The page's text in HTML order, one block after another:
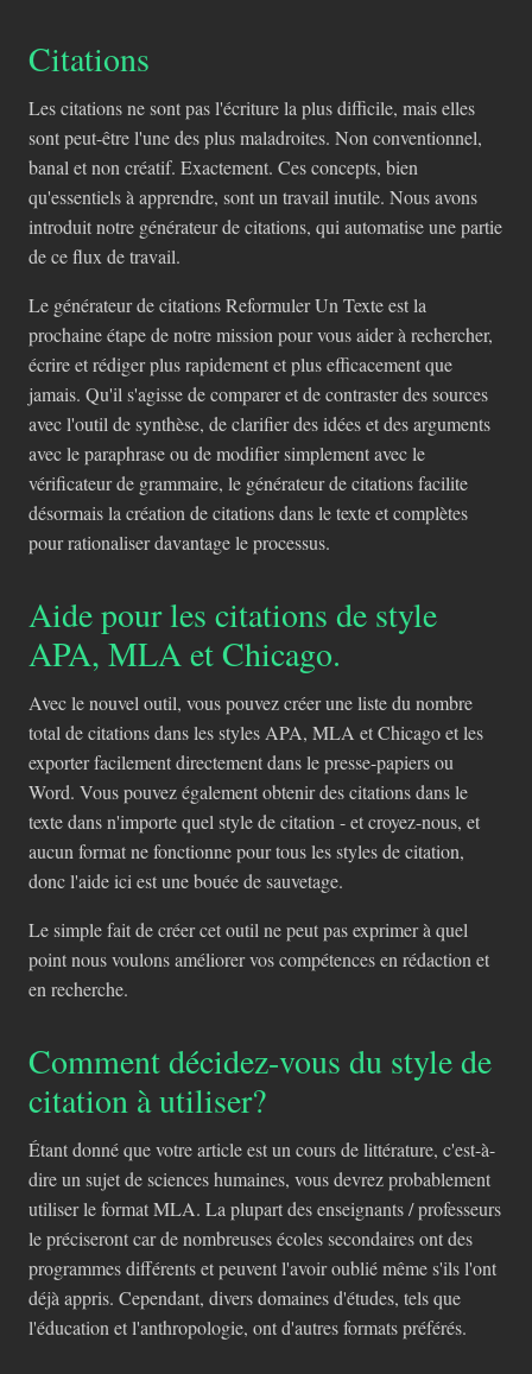
Citations
Les citations ne sont pas l'écriture la plus difficile, mais elles
sont peut-être l'une des plus maladroites. Non conventionnel,
banal et non créatif. Exactement. Ces concepts, bien
qu'essentiels à apprendre, sont un travail inutile. Nous avons
introduit notre générateur de citations, qui automatise une partie
de ce flux de travail.
Le générateur de citations Reformuler Un Texte est la
prochaine étape de notre mission pour vous aider à rechercher,
écrire et rédiger plus rapidement et plus efficacement que
jamais. Qu'il s'agisse de comparer et de contraster des sources
avec l'outil de synthèse, de clarifier des idées et des arguments
avec le paraphrase ou de modifier simplement avec le
vérificateur de grammaire, le générateur de citations facilite
désormais la création de citations dans le texte et complètes
pour rationaliser davantage le processus.
Aide pour les citations de style
APA, MLA et Chicago.
Avec le nouvel outil, vous pouvez créer une liste du nombre
total de citations dans les styles APA, MLA et Chicago et les
exporter facilement directement dans le presse-papiers ou
Word. Vous pouvez également obtenir des citations dans le
texte dans n'importe quel style de citation - et croyez-nous, et
aucun format ne fonctionne pour tous les styles de citation,
donc l'aide ici est une bouée de sauvetage.
Le simple fait de créer cet outil ne peut pas exprimer à quel
point nous voulons améliorer vos compétences en rédaction et
en recherche.
Comment décidez-vous du style de
citation à utiliser?
Étant donné que votre article est un cours de littérature, c'est-à-
dire un sujet de sciences humaines, vous devrez probablement
utiliser le format MLA. La plupart des enseignants / professeurs
le préciseront car de nombreuses écoles secondaires ont des
programmes différents et peuvent l'avoir oublié même s'ils l'ont
déjà appris. Cependant, divers domaines d'études, tels que
l'éducation et l'anthropologie, ont d'autres formats préférés.